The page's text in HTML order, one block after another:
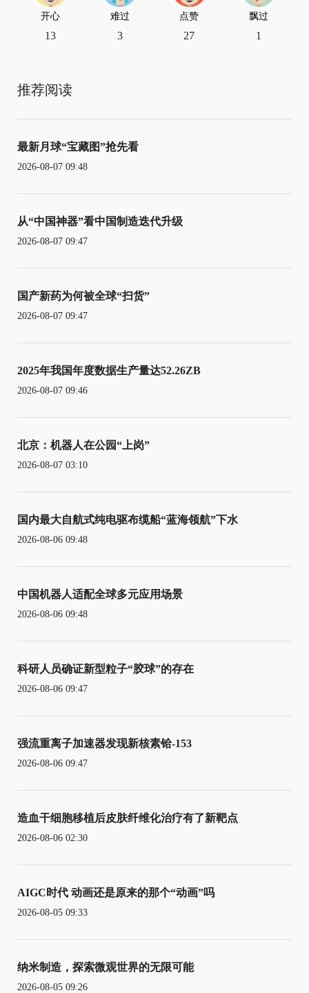
开心
13
难过
3
点赞
27
飘过
1
推荐阅读
最新月球“宝藏图”抢先看
2026-08-07 09:48
从“中国神器”看中国制造迭代升级
2026-08-07 09:47
国产新药为何被全球“扫货”
2026-08-07 09:47
2025年我国年度数据生产量达52.26ZB
2026-08-07 09:46
北京：机器人在公园“上岗”
2026-08-07 03:10
国内最大自航式纯电驱布缆船“蓝海领航”下水
2026-08-06 09:48
中国机器人适配全球多元应用场景
2026-08-06 09:48
科研人员确证新型粒子“胶球”的存在
2026-08-06 09:47
强流重离子加速器发现新核素铪-153
2026-08-06 09:47
造血干细胞移植后皮肤纤维化治疗有了新靶点
2026-08-06 02:30
AIGC时代 动画还是原来的那个“动画”吗
2026-08-05 09:33
纳米制造，探索微观世界的无限可能
2026-08-05 09:26